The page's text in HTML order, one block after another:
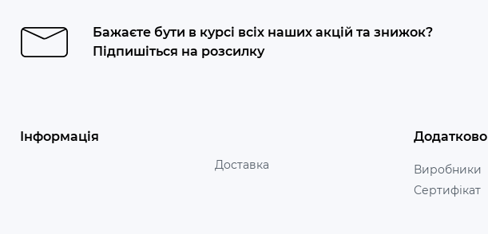
Бажаєте бути в курсі всіх наших акцій та знижок?
Підпишіться на розсилку
Інформація
Доставка
Додатково
Виробники
Сертифікат